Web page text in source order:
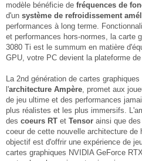
modèle bénéficie de fréquences de
d'un système de refroidissement
performances à long terme.
et performances hors-normes, la carte
3080 Ti est le summum en matière
GPU, votre PC devient la plateforme
La 2nd génération de cartes graphiques
l'architecture Ampère, promet aux
de jeu ultime et des performances
plus réalistes et les plus immersifs.
des coeurs RT et Tensor ainsi que des
coeur de cette nouvelle architecture de
objectif est d'offrir une expérience de
cartes graphiques NVIDIA GeForce